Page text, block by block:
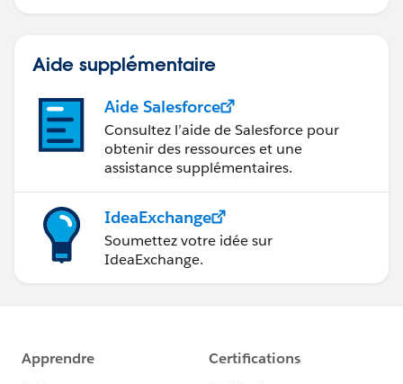
Aide supplémentaire
Aide Salesforce
Consultez l’aide de Salesforce pour
obtenir des ressources et une
assistance supplémentaires.
IdeaExchange
Soumettez votre idée sur
IdeaExchange.